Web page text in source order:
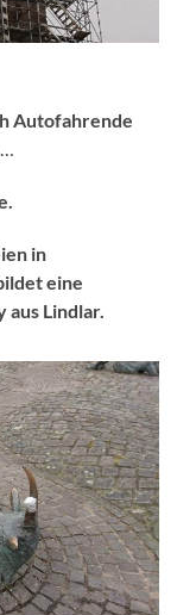
Autofahrende
…
in
eine
Lindlar.